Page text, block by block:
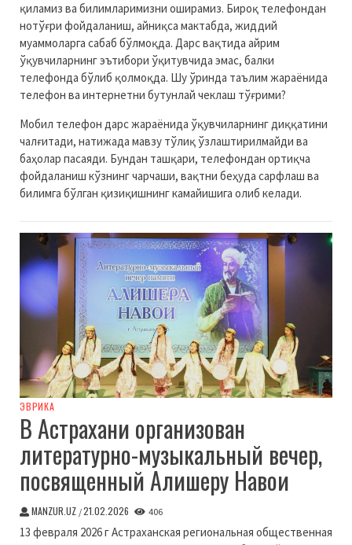
қиламиз ва билимларимизни оширамиз. Бироқ телефондан
нотўғри фойдаланиш, айниқса мактабда, жиддий
муаммоларга сабаб бўлмоқда. Дарс вақтида айрим
ўқувчиларнинг эътибори ўқитувчида эмас, балки
телефонда бўлиб қолмоқда. Шу ўринда таълим жараёнида
телефон ва интернетни бутунлай чеклаш тўғрими?
Мобил телефон дарс жараёнида ўқувчиларнинг диққатини
чалғитади, натижада мавзу тўлиқ ўзлаштирилмайди ва
баҳолар пасаяди. Бундан ташқари, телефондан ортиқча
фойдаланиш кўзнинг чарчаши, вақтни беҳуда сарфлаш ва
билимга бўлган қизиқишнинг камайишига олиб келади.
ЭВРИКА
В Астрахани организован
литературно-музыкальный вечер,
посвященный Алишеру Навои
MANZUR.UZ /21.02.2026 406
13 февраля 2026 г Астраханская региональная общественная